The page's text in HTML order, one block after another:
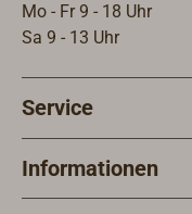
Mo - Fr 9 - 18 Uhr
Sa 9 - 13 Uhr
Service
Informationen